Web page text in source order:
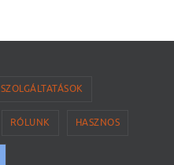
SZOLGÁLTATÁSOK
RÓLUNK HASZNOS